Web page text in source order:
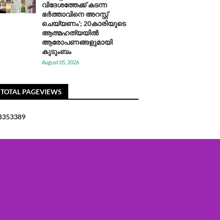
വിദേശത്തേക്ക് കടന്ന
ഭർത്താവിനെ അറസ്റ്റ്
ചെയ്യണം'; 20കാരിയുടെ
ആത്മഹത്യയിൽ
ആരോപണങ്ങളുമായി
കുടുംബം
August 05, 2026
TOTAL PAGEVIEWS
353389